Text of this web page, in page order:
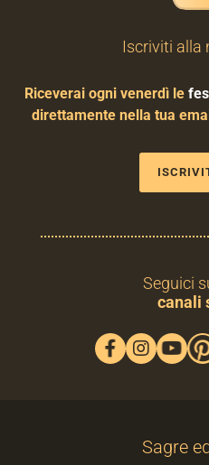
Iscriviti alla
Riceverai ogni venerdì le
direttamente nella tua
Seguici
canali
Sagre